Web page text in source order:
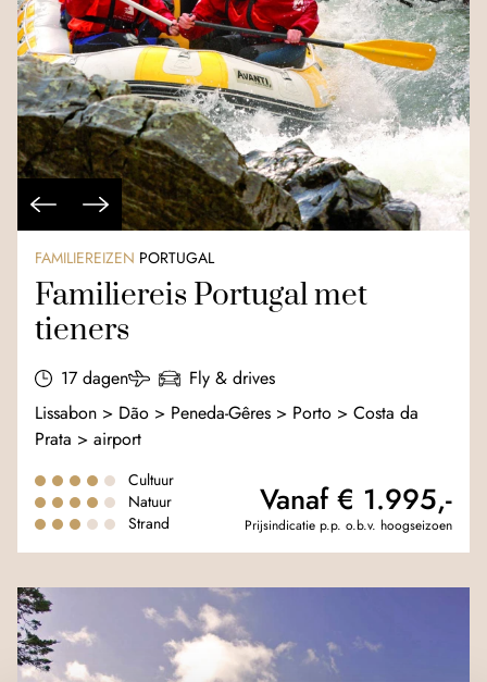
FAMILIEREIZEN PORTUGAL
Familiereis Portugal met
tieners
17 dagen
Fly & drives
Lissabon > Dão > Peneda-Gêres > Porto > Costa da
Prata > airport
Cultuur
Natuur
Strand
Vanaf € 1.995,-
Prijsindicatie p.p. o.b.v. hoogseizoen